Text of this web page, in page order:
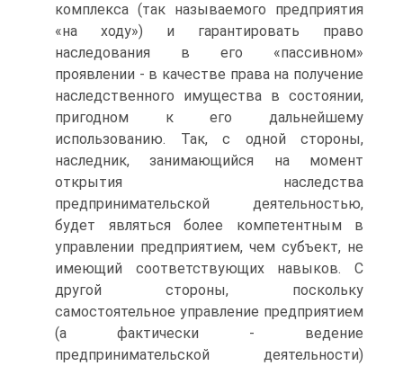
комплекса (так называемого предприятия
«на ходу») и гарантировать право
наследования в его «пассивном»
проявлении - в качестве права на получение
наследственного имущества в состоянии,
пригодном к его дальнейшему
использованию. Так, с одной стороны,
наследник, занимающийся на момент
открытия наследства
предпринимательской деятельностью,
будет являться более компетентным в
управлении предприятием, чем субъект, не
имеющий соответствующих навыков. C
другой стороны, поскольку
самостоятельное управление предприятием
(а фактически - ведение
предпринимательской деятельности)